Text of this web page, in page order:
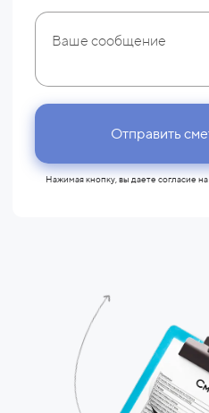
Отправить
Нажимая кнопку, вы даете согласие на